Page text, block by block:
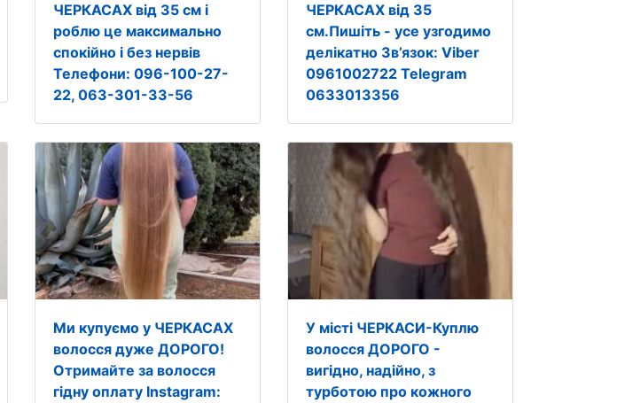
ЧЕРКАСАХ від 35 см і
роблю це максимально
спокійно і без нервів
Телефони: 096-100-27-
22, 063-301-33-56
ЧЕРКАСАХ від 35
см.Пишіть - усе узгодимо
делікатно Зв’язок: Viber
0961002722 Telegram
0633013356
Ми купуємо у ЧЕРКАСАХ
волосся дуже ДОРОГО!
Отримайте за волосся
гідну оплату Instagram:
У місті ЧЕРКАСИ-Куплю
волосся ДОРОГО -
вигідно, надійно, з
турботою про кожного